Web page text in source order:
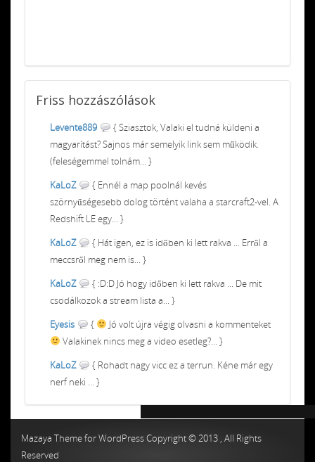
Friss hozzászólások
Levente889
{ Sziasztok, Valaki el tudná küldeni a
magyarítást? Sajnos már semelyik link sem működik.
(feleségemmel tolnám... }
KaLoZ
{ Ennél a map poolnál kevés
szörnyűségesebb dolog történt valaha a starcraft2-vel. A
Redshift LE egy... }
KaLoZ
{ Hát igen, ez is időben ki lett rakva ... Erről a
meccsről meg nem is... }
KaLoZ
{ :D:D Jó hogy időben ki lett rakva ... De mit
csodálkozok a stream lista a... }
Eyesis
{
Jó volt újra végig olvasni a kommenteket
Valakinek nincs meg a video esetleg?... }
KaLoZ
{ Rohadt nagy vicc ez a terrun. Kéne már egy
nerf neki ... }
Mazaya Theme for WordPress Copyright © 2013 , All Rights
Reserved